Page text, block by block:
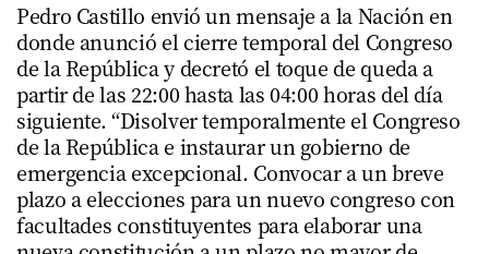
Pedro Castillo envió un mensaje a la Nación en
donde anunció el cierre temporal del Congreso
de la República y decretó el toque de queda a
partir de las 22:00 hasta las 04:00 horas del día
siguiente. “Disolver temporalmente el Congreso
de la República e instaurar un gobierno de
emergencia excepcional. Convocar a un breve
plazo a elecciones para un nuevo congreso con
facultades constituyentes para elaborar una